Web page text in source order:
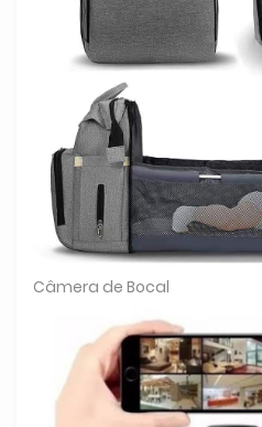
Câmera de Bocal